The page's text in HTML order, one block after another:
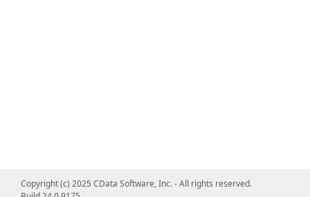
Copyright (c) 2025 CData Software, Inc. - All rights reserved.